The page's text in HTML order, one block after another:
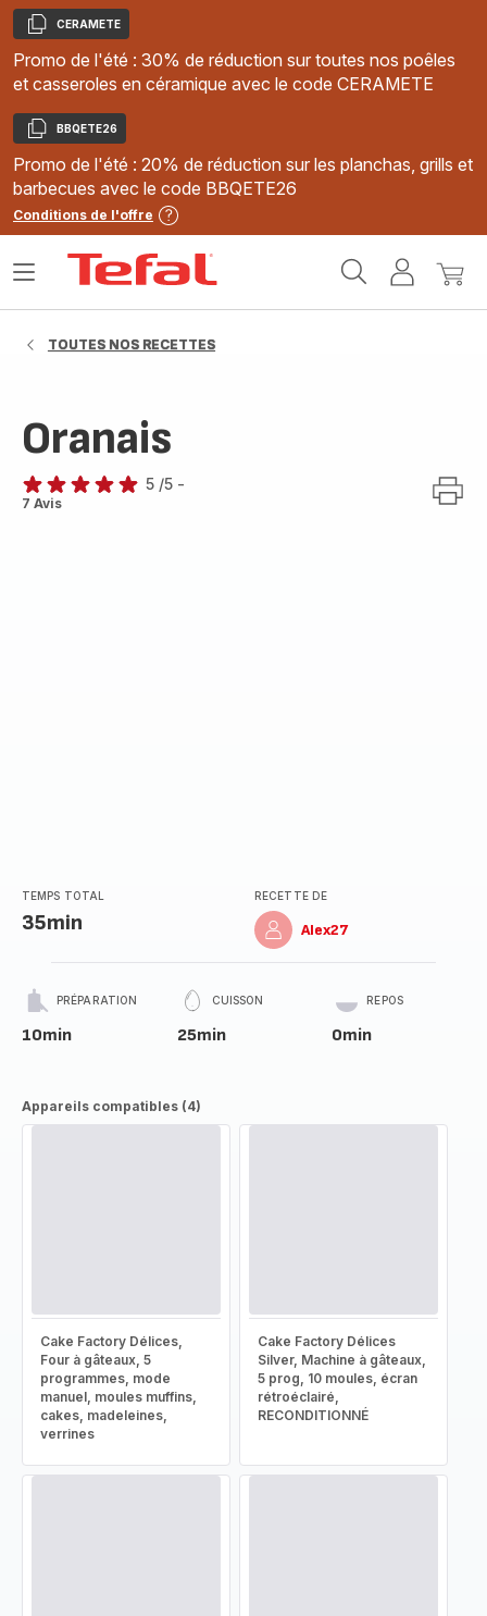
Copier
CERAMETE
Promo de l'été : 30% de réduction sur toutes nos poêles
et casseroles en céramique avec le code CERAMETE
Copier
BBQETE26
Promo de l'été : 20% de réduction sur les planchas, grills et
barbecues avec le code BBQETE26
Conditions de l'offre
MonMon
Ouvrir
TOUTES NOS RECETTES
Oranais
Avis
5 /5 -
7 Avis
TEMPS TOTAL
35min
RECETTE DE
Alex27
PRÉPARATION
10min
CUISSON
25min
REPOS
0min
Appareils compatibles (4)
Cake Factory Délices,
Four à gâteaux, 5
programmes, mode
manuel, moules muffins,
cakes, madeleines,
verrines
Cake Factory Délices
Silver, Machine à gâteaux,
5 prog, 10 moules, écran
rétroéclairé,
RECONDITIONNÉ